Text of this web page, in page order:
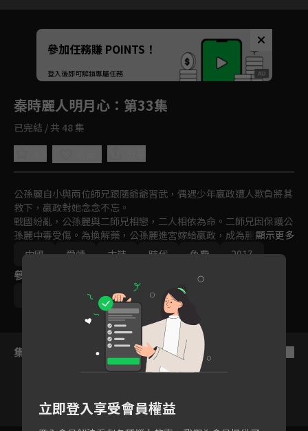
Unmute
如有不便請見諒
參加任務賺 POINTS！
登入後即可解鎖專屬任務
秦時麗人明月心 ：第33集
已完結 / 共 48 集
公孫麗自小與兩位師兄跟隨爺爺習武，偶遇少年嬴政遭人欺負將其
救下，嬴政對她念念不忘。
戰國紛亂，公孫麗與二師兄相戀，二人相依為命。二師兄因保護公
孫麗中毒受傷。為換解藥，公孫麗進宮嫁給嬴政，成為麗姬，卻發
現已懷有身孕，嬴政替麗姬瞞下此事。
覺愛上了他。麗姬面對為爭寵心機重重的妃子，以聰慧和善良贏得
尊重，感化身邊每個人，終以德服人成為後宮之主。
顯示更多
中國
愛情 古裝 時代 免費 2017
參與演員
張彬彬 李泰 劉暢
集數列表
立即登入享受會員權益